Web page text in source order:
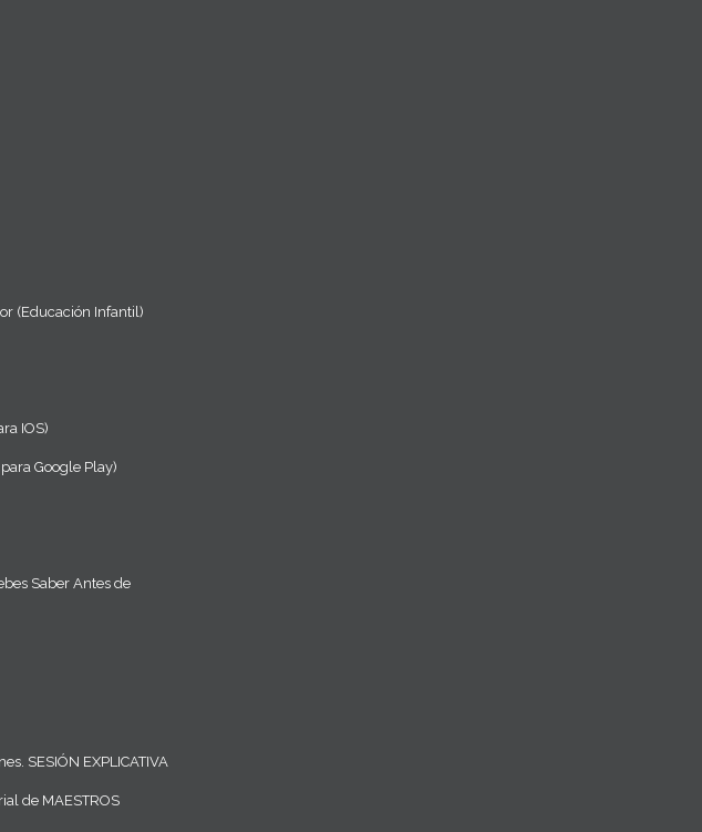
(Educación Infantil)
IOS)
Google Play)
Saber Antes de
SESIÓN EXPLICATIVA
de MAESTROS